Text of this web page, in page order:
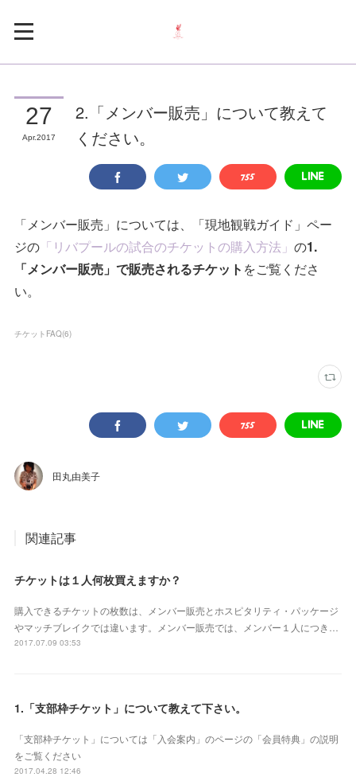
27
Apr 2017
2.「メンバー販売」について教えて
ください。
「メンバー販売」については、「現地観戦ガイド」ペー
ジの 「リバプールの試合のチケットの購入方法」の1.
「メンバー販売」で販売されるチケット をご覧くださ
い。
チケットFAQ(6)
田丸由美子
関連記事
チケットは１人何枚買えますか？
購入できるチケットの枚数は、メンバー販売とホスピタリティ・パッケージ
やマッチブレイクでは違います。メンバー販売では、メンバー１人につき…
2017.07.09 03:53
1.「支部枠チケット」について教えて下さい。
「支部枠チケット」については「入会案内」のページの「会員特典」の説明
をご覧ください
2017.04.28 12:46